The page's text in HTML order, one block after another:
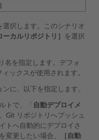
選択します。このシナリオ
カルリポジトリ］
を選択
名を指定します。デフォ
ィックスが使用されます。
ンに、以下を指定します。
トで、「 自動デプロイメ
Git リポジトリへプッシュ
トへ自動的にデプロイさ
変更したい場合、
［自動